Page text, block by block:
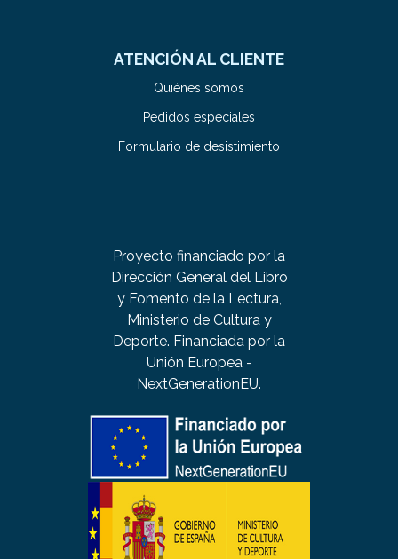
ATENCIÓN AL CLIENTE
Quiénes somos
Pedidos especiales
Formulario de desistimiento
Proyecto financiado por la
Dirección General del Libro
y Fomento de la Lectura,
Ministerio de Cultura y
Deporte. Financiada por la
Unión Europea -
NextGenerationEU.